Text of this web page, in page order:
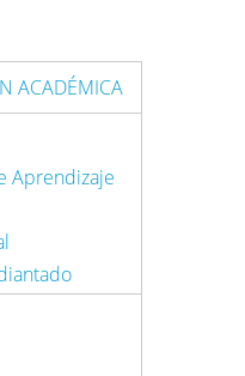
ACADÉMICA
Aprendizaje